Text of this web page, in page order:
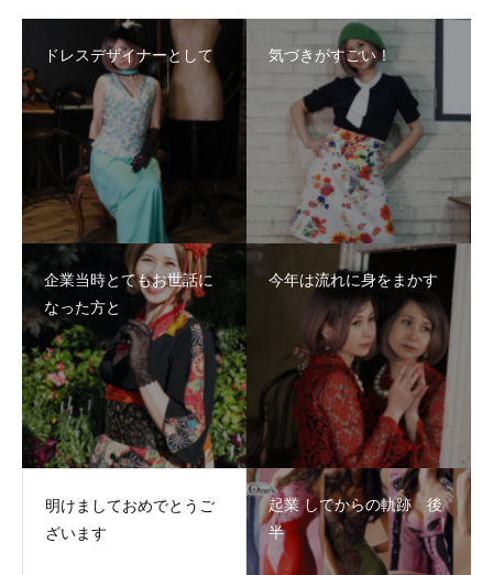
ドレスデザイナーとして 気づきがすごい！
企業当時とてもお世話に
なった方と
今年は流れに身をまかす
明けましておめでとうご
ざいます
起業 してからの軌跡 後
半